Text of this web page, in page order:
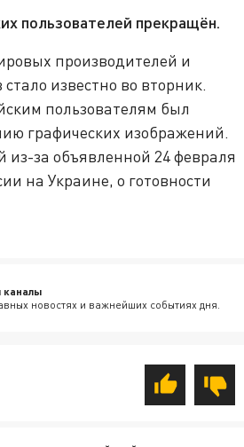
пользователей прекращён.
производителей и
известно во вторник.
пользователям был
графических изображений.
из-за объявленной 24 февраля
на Украине, о готовности
каналы
новостях и важнейших событиях дня.